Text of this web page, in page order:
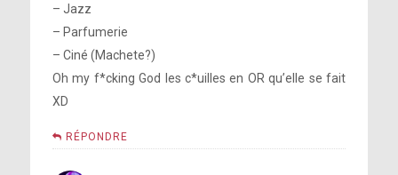
– Jazz
– Parfumerie
– Ciné (Machete?)
Oh my f*cking God les c*uilles en OR qu’elle se fait
XD
RÉPONDRE